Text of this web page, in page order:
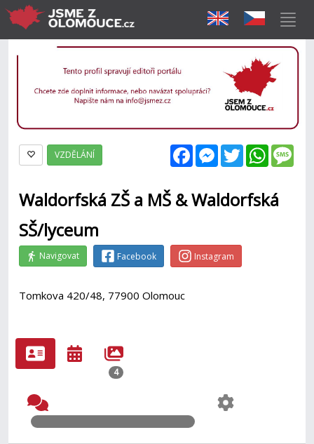
FacebookMessenger
Twitter
VZDĚLÁNÍ
Waldorfská ZŠ a MŠ & Waldorfská
SŠ/lyceum
Navigovat Facebook Instagram
Tomkova 420/48, 77900 Olomouc
4